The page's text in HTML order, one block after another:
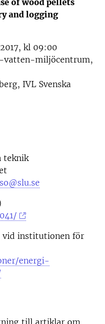
of wood pellets
and logging
kl 09:00
vatten-miljöcentrum,
IVL Svenska
teknik
vid institutionen för
energi-
till artiklar om